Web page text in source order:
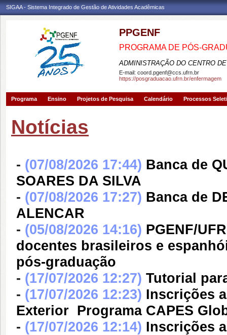
SIGAA - Sistema Integrado de Gestão de Atividades Acadêmicas
PPGENF
PROGRAMA DE PÓS-
ADMINISTRAÇÃO DO CENTRO
E-mail: coord.pgenf@ccs.ufrn.br
https://posgraduacao.ufrn.br/enfermagem
Programa Ensino Projetos de Pesquisa Calendário Processos
Notícias
- (07/08/2026 17:44) Banca de
SOARES DA SILVA
- (07/08/2026 17:27) Banca de
ALENCAR
- (05/08/2026 14:16) PGENF/
docentes brasileiros e
pós-graduação
- (17/07/2026 12:27) Tutorial
- (17/07/2026 12:23) Inscrições
Exterior  Programa CAPES
- (17/07/2026 12:14) Inscrições